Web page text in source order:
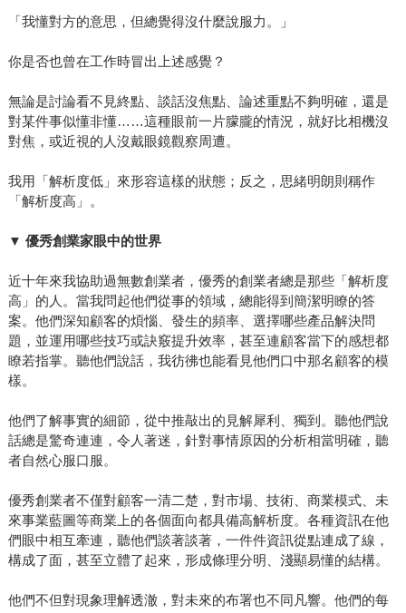
「我懂對方的意思，但總覺得沒什麼說服力。」
你是否也曾在工作時冒出上述感覺？
無論是討論看不見終點、談話沒焦點、論述重點不夠明確，還是
對某件事似懂非懂……這種眼前一片朦朧的情況，就好比相機沒
對焦，或近視的人沒戴眼鏡觀察周遭。
我用「解析度低」來形容這樣的狀態；反之，思緒明朗則稱作
「解析度高」。
▼ 優秀創業家眼中的世界
近十年來我協助過無數創業者，優秀的創業者總是那些「解析度
高」的人。當我問起他們從事的領域，總能得到簡潔明瞭的答
案。他們深知顧客的煩惱、發生的頻率、選擇哪些產品解決問
題，並運用哪些技巧或訣竅提升效率，甚至連顧客當下的感想都
瞭若指掌。聽他們說話，我彷彿也能看見他們口中那名顧客的模
樣。
他們了解事實的細節，從中推敲出的見解犀利、獨到。聽他們說
話總是驚奇連連，令人著迷，針對事情原因的分析相當明確，聽
者自然心服口服。
優秀創業者不僅對顧客一清二楚，對市場、技術、商業模式、未
來事業藍圖等商業上的各個面向都具備高解析度。各種資訊在他
們眼中相互牽連，聽他們談著談著，一件件資訊從點連成了線，
構成了面，甚至立體了起來，形成條理分明、淺顯易懂的結構。
他們不但對現象理解透澈，對未來的布署也不同凡響。他們的每